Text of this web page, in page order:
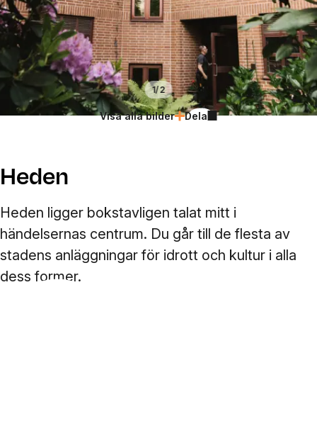
Visa alla bilder Dela
1/2
Heden
Heden ligger bokstavligen talat mitt i
händelsernas centrum. Du går till de flesta av
stadens anläggningar för idrott och kultur i alla
dess former.